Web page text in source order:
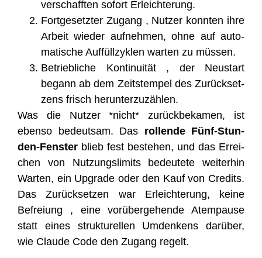
ver­schaff­ten sofort Erleichterung.
Fort­ge­setz­ter Zugang , Nut­zer konn­ten ihre
Arbeit wie­der auf­neh­men, ohne auf auto­
ma­ti­sche Auf­füll­zy­klen war­ten zu müssen.
Betrieb­li­che Kon­ti­nui­tät , der Neu­start
begann ab dem Zeit­stem­pel des Zurück­set­
zens frisch herunterzuzählen.
Was die Nut­zer *nicht* zurück­be­ka­men, ist
eben­so bedeut­sam. Das rol­len­de Fünf-Stun­
den-Fens­ter blieb fest bestehen, und das Errei­
chen von Nut­zungs­li­mits bedeu­te­te wei­ter­hin
War­ten, ein Upgrade oder den Kauf von Cre­dits.
Das Zurück­set­zen war Erleich­te­rung, kei­ne
Befrei­ung , eine vor­über­ge­hen­de Atem­pau­se
statt eines struk­tu­rel­len Umden­kens dar­über,
wie Clau­de Code den Zugang regelt.